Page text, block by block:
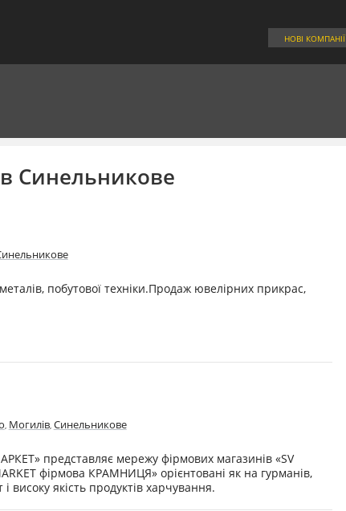
НОВІ КОМПАНІЇ
Синельникове
побутової техніки.Продаж ювелірних прикрас,
, Могилів, Синельникове
представляє мережу фірмових магазинів «SV
фірмова КРАМНИЦЯ» орієнтовані як на гурманів,
високу якість продуктів харчування.